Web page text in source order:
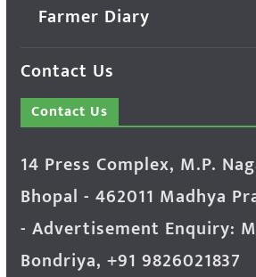
Farmer Diary
Contact Us
Contact Us
14 Press Complex, M.P.
Bhopal - 462011 Madhya
- Advertisement Enquiry:
Bondriya, +91 9826021837